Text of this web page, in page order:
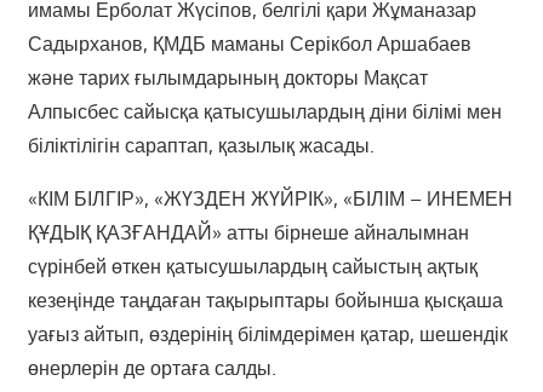
имамы Ерболат Жүсіпов, белгілі қари Жұманазар
Садырханов, ҚМДБ маманы Серікбол Аршабаев
және тарих ғылымдарының докторы Мақсат
Алпысбес сайысқа қатысушылардың діни білімі мен
біліктілігін сараптап, қазылық жасады.
«КІМ БІЛГІР», «ЖҮЗДЕН ЖҮЙРІК», «БІЛІМ – ИНЕМЕН
ҚҰДЫҚ ҚАЗҒАНДАЙ» атты бірнеше айналымнан
сүрінбей өткен қатысушылардың сайыстың ақтық
кезеңінде таңдаған тақырыптары бойынша қысқаша
уағыз айтып, өздерінің білімдерімен қатар, шешендік
өнерлерін де ортаға салды.